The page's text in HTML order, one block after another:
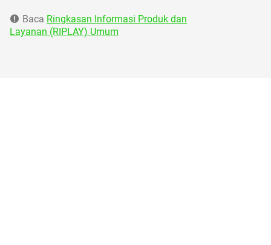
Baca Ringkasan Informasi Produk dan
Layanan (RIPLAY) Umum